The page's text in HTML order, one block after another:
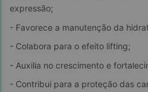
expressão;
- Favorece a manutenção da
- Colabora para o efeito lifting;
- Auxilia no crescimento e
- Contribui para a proteção das